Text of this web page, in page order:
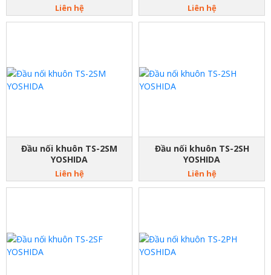
Liên hệ Liên hệ
Đầu nối khuôn TS-2SM
YOSHIDA
Liên hệ
Đầu nối khuôn TS-2SH
YOSHIDA
Liên hệ